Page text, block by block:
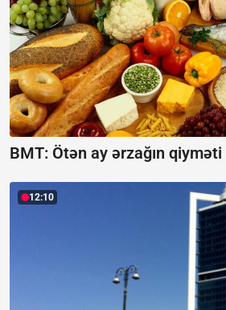
BMT: Ötən ay ərzağın qiyməti
12:10